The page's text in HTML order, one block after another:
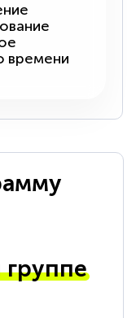
времени
группе